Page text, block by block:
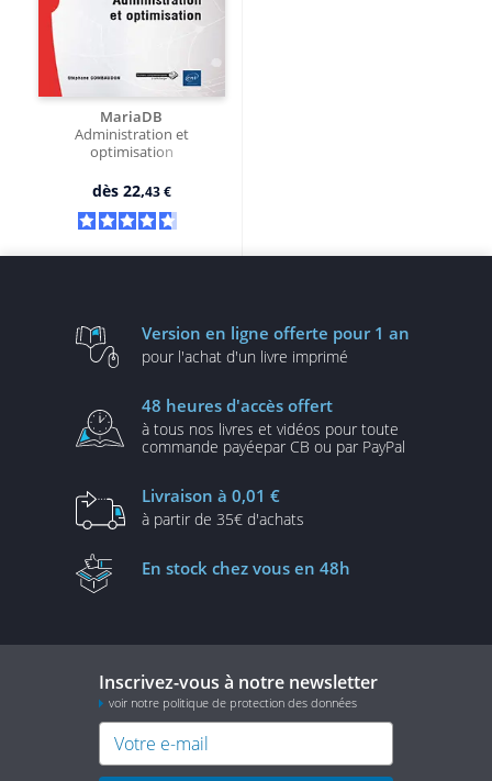
MariaDB
Administration et
optimisation
dès 22,43 €
Version en ligne offerte pour 1 an
pour l'achat d'un livre imprimé
48 heures d'accès offert
à tous nos livres et vidéos pour toute
commande payéepar CB ou par PayPal
Livraison à 0,01 €
à partir de 35€ d'achats
En stock chez vous en 48h
Inscrivez-vous à notre newsletter
voir notre politique de protection des données